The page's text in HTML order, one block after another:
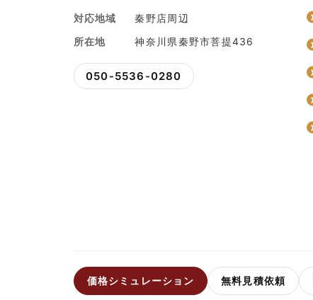
対応地域
秦野店周辺
所在地
神奈川県秦野市菩提436
050-5536-0280
価格シミュレーション 無料見積依頼